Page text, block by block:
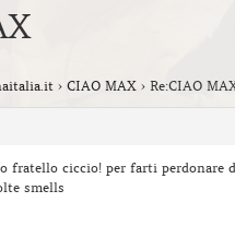
› CIAO MAX › Re:CIAO
fratello ciccio! per farti perdonare
smells